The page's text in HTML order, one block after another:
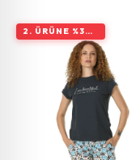
2. ÜRÜNE %30 İNDIRIM